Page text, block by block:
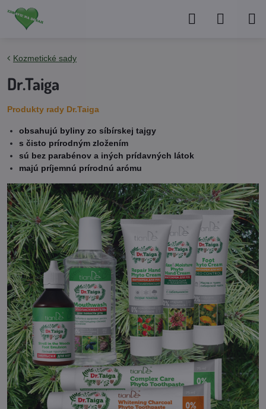
Kozmetické sady
Dr.Taiga
Produkty rady Dr.Taiga
obsahujú byliny zo síbírskej tajgy
s čisto prírodným zložením
sú bez parabénov a iných prídavných látok
majú príjemnú prírodnú arómu